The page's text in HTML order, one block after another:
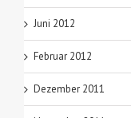
Juni 2012
Februar 2012
Dezember 2011